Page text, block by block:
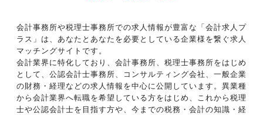
会計事務所や税理士事務所での求人情報が豊富な「会計求人プ
ラス」は、あなたとあなたを必要としている企業様を繋ぐ求人
マッチングサイトです。
会計業界に特化しており、会計事務所、税理士事務所をはじめ
として、公認会計士事務所、コンサルティング会社、一般企業
の財務・経理などの求人情報を中心に公開しています。異業種
から会計業界へ転職を希望している方をはじめ、これから税理
士や公認会計士を目指す方や、今までの税務・会計の知識・経